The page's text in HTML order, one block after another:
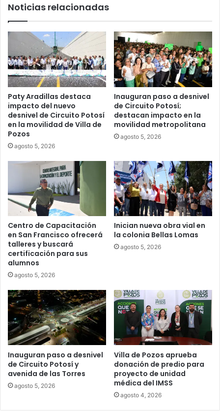
Noticias relacionadas
Paty Aradillas destaca
impacto del nuevo
desnivel de Circuito Potosí
en la movilidad de Villa de
Pozos
agosto 5, 2026
Inauguran paso a desnivel
de Circuito Potosí;
destacan impacto en la
movilidad metropolitana
agosto 5, 2026
Centro de Capacitación
en San Francisco ofrecerá
talleres y buscará
certificación para sus
alumnos
agosto 5, 2026
Inician nueva obra vial en
la colonia Bellas Lomas
agosto 5, 2026
Inauguran paso a desnivel
de Circuito Potosí y
avenida de las Torres
agosto 5, 2026
Villa de Pozos aprueba
donación de predio para
proyecto de unidad
médica del IMSS
agosto 4, 2026